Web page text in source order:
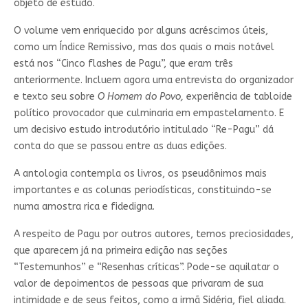
objeto de estudo.
O volume vem enriquecido por alguns acréscimos úteis,
como um Índice Remissivo, mas dos quais o mais notável
está nos “Cinco flashes de Pagu”, que eram três
anteriormente. Incluem agora uma entrevista do organizador
e texto seu sobre O Homem do Povo, experiência de tabloide
político provocador que culminaria em empastelamento. E
um decisivo estudo introdutório intitulado “Re-Pagu” dá
conta do que se passou entre as duas edições.
A antologia contempla os livros, os pseudônimos mais
importantes e as colunas periodísticas, constituindo-se
numa amostra rica e fidedigna.
A respeito de Pagu por outros autores, temos preciosidades,
que aparecem já na primeira edição nas seções
“Testemunhos” e “Resenhas críticas”. Pode-se aquilatar o
valor de depoimentos de pessoas que privaram de sua
intimidade e de seus feitos, como a irmã Sidéria, fiel aliada.